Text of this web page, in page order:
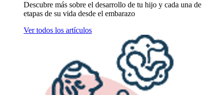
Descubre más sobre el desarrollo de tu hijo y cada una de
etapas de su vida desde el embarazo
Ver todos los artículos